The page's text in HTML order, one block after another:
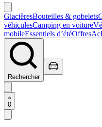
GlacièresBouteilles & gobelets
véhiculesCamping en voiture
mobileEssentiels d’étéOffres
Rechercher
0